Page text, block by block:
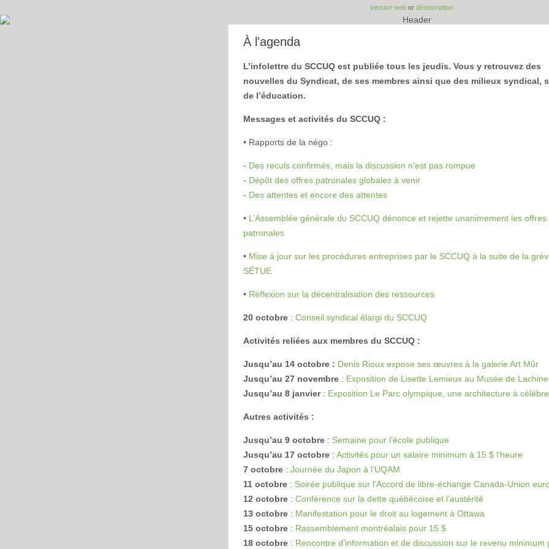
version web or désincription
À l'agenda
L’infolettre du SCCUQ est publiée tous les jeudis. Vous y retrouvez des
nouvelles du Syndicat, de ses membres ainsi que des milieux syndical,
de l’éducation.
Messages et activités du SCCUQ :
• Rapports de la négo :
- Des reculs confirmés, mais la discussion n’est pas rompue
- Dépôt des offres patronales globales à venir
- Des attentes et encore des attentes
• L’Assemblée générale du SCCUQ dénonce et rejette unanimement les offres
patronales
• Mise à jour sur les procédures entreprises par le SCCUQ à la suite de la
SÉTUE
• Réflexion sur la décentralisation des ressources
20 octobre : Conseil syndical élargi du SCCUQ
Activités reliées aux membres du SCCUQ :
Jusqu’au 14 octobre : Denis Rioux expose ses œuvres à la galerie Art Mûr
Jusqu’au 27 novembre : Exposition de Lisette Lemieux au Musée de Lachine
Jusqu’au 8 janvier: Exposition Le Parc olympique, une architecture à
Autres activités :
Jusqu’au 9 octobre : Semaine pour l’école publique
Jusqu’au 17 octobre : Activités pour un salaire minimum à 15 $ l’heure
7 octobre : Journée du Japon à l’UQAM
11 octobre : Soirée publique sur l’Accord de libre-échange Canada-Union
12 octobre : Conférence sur la dette québécoise et l’austérité
13 octobre : Manifestation pour le droit au logement à Ottawa
15 octobre : Rassemblement montréalais pour 15 $
18 octobre : Rencontre d’information et de discussion sur le revenu minimum